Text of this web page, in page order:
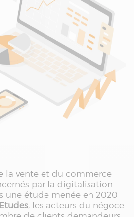
la vente et du commerce
par la digitalisation
une étude menée en 2020
, les acteurs du négoce